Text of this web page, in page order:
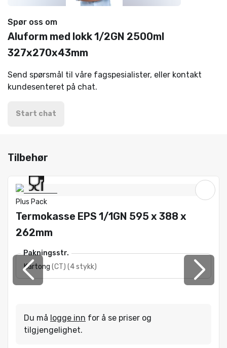
Spør oss om
Aluform med lokk 1/2GN 2500ml
327x270x43mm
Send spørsmål til våre fagspesialister, eller kontakt
kundesenteret på chat.
Start chat
Tilbehør
Plus Pack
Termokasse EPS 1/1GN 595 x 388 x
262mm
Pakningsstr.
Kartong (CT) (4 stykk)
Du må logge inn for å se priser og
tilgjengelighet.